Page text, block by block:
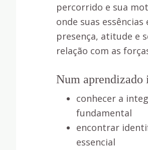
percorrido e sua
onde suas
presença, atitude e
relação com as
Num aprendizado
conhecer a
fundamental
encontrar
essencial